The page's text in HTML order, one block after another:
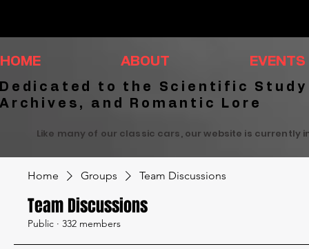
HOME ABOUT EVENTS
Dedicated to the Scientific
Archives, and Romantic Lore
Like many of our classic cars, our website is
Home Groups Team Discussions
Team Discussions
Public · 332 members